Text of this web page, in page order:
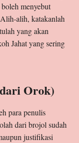
menyebut
alih, katakanlah
yang akan
Jahat yang sering
Orok)
para penulis
dari brojol sudah
justifikasi